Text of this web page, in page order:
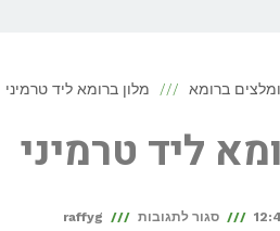
ברומא מלון ברומא ליד טרמיני
ליד טרמיני
סגור לתגובות raffyg